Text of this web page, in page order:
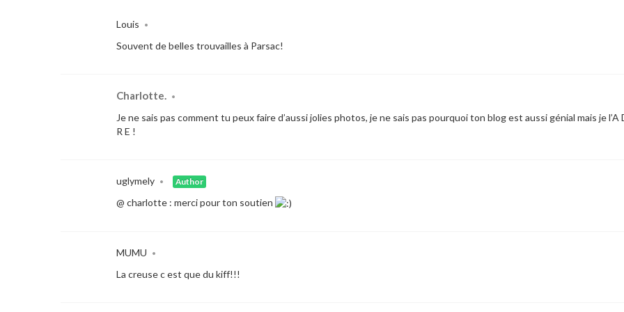
Louis •
Souvent de belles trouvailles à Parsac!
Charlotte. •
Je ne sais pas comment tu peux faire d’aussi jolies photos, je ne sais pas pourquoi ton blog est aussi génial mais je l’A
R E !
uglymely • Author
@ charlotte : merci pour ton soutien
MUMU •
La creuse c est que du kiff!!!